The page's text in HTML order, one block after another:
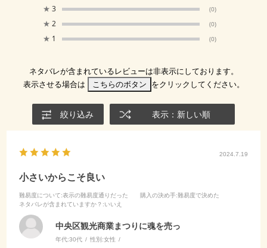
★ 3 (0)
★ 2 (0)
★ 1 (0)
ネタバレが含まれているレビューは非表示にしております。
表示させる場合は
こちらのボタン をクリックしてください。
絞り込み 表示：新しい順
2024.7.19
小さいからこそ良い
難易度について:表示の難易度通りだった 購入の決め手:難易度で決めた
ネタバレが含まれていますか？ :いいえ
中央区観光商業まつりに魂を売っ
年代:30代 性別:女性